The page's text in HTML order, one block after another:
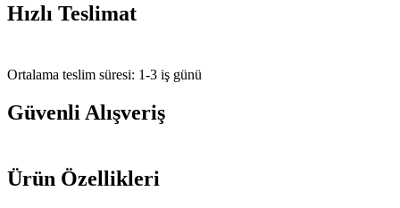
Hızlı Teslimat
Ortalama teslim süresi: 1-3 iş günü
Güvenli Alışveriş
Ürün Özellikleri